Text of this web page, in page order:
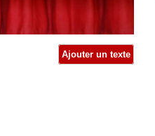
Ajouter un texte